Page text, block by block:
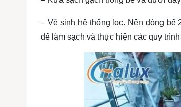
– Vệ sinh hệ thống lọc. Nên đóng
để làm sạch và thực hiện các quy